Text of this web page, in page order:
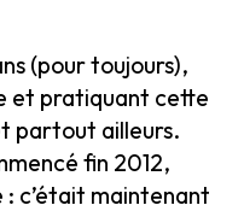
(pour toujours),
et pratiquant cette
partout ailleurs.
fin 2012,
: c’était maintenant